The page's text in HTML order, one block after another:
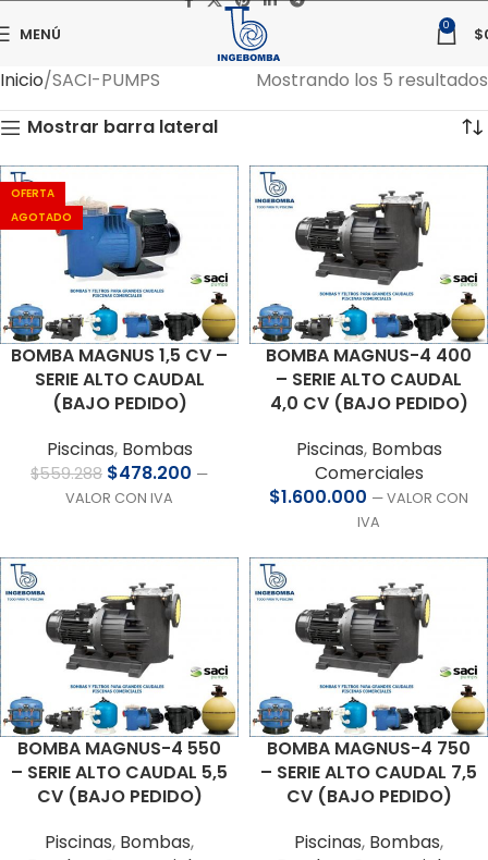
MENÚ 0 $
Inicio SACI-PUMPS
Mostrando los 5 resultados
Mostrar barra lateral
OFERTA
AGOTADO
BOMBA MAGNUS 1,5 CV –
SERIE ALTO CAUDAL
(BAJO PEDIDO)
Piscinas, Bombas
$559.288 $478.200 —
VALOR CON IVA
BOMBA MAGNUS-4 400
– SERIE ALTO CAUDAL
4,0 CV (BAJO PEDIDO)
Piscinas, Bombas
Comerciales
$1.600.000 — VALOR CON
IVA
BOMBA MAGNUS-4 550
– SERIE ALTO CAUDAL 5,5
CV (BAJO PEDIDO)
Piscinas, Bombas,
BOMBA MAGNUS-4 750
– SERIE ALTO CAUDAL 7,5
CV (BAJO PEDIDO)
Piscinas, Bombas,